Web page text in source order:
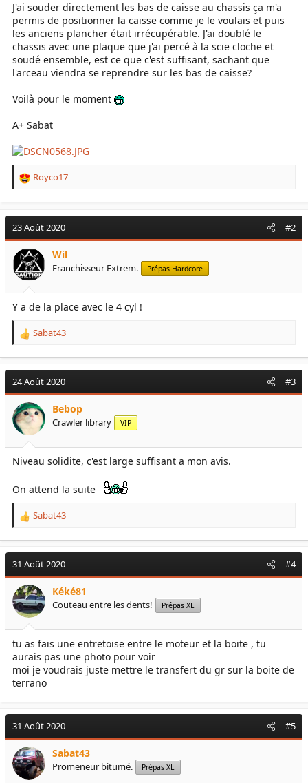
J'ai souder directement les bas de caisse au chassis ça m'a
permis de positionner la caisse comme je le voulais et puis
les anciens plancher était irrécupérable. J'ai doublé le
chassis avec une plaque que j'ai percé à la scie cloche et
soudé ensemble, est ce que c'est suffisant, sachant que
l'arceau viendra se reprendre sur les bas de caisse?
Voilà pour le moment
A+ Sabat
R
c
t
i
o
n
s
:
Royco17
23 Août 2020 #2
Wil
Franchisseur Extrem. Prépas Hardcore
Y a de la place avec le 4 cyl !
R
t
o
n
s
:
Sabat43
24 Août 2020 #3
Bebop
Crawler library VIP
Niveau solidite, c'est large suffisant a mon avis.
On attend la suite
R
t
o
n
s
:
Sabat43
31 Août 2020 #4
Kéké81
Couteau entre les dents! Prépas XL
tu as fais une entretoise entre le moteur et la boite , tu
aurais pas une photo pour voir
moi je voudrais juste mettre le transfert du gr sur la boite de
terrano
31 Août 2020 #5
Sabat43
Promeneur bitumé. Prépas XL